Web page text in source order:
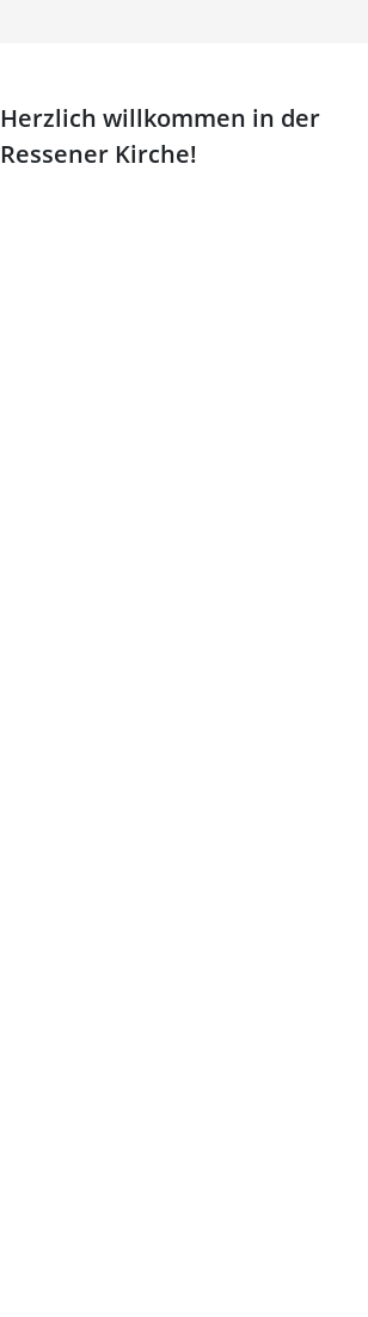
Herzlich willkommen in der
Ressener Kirche!